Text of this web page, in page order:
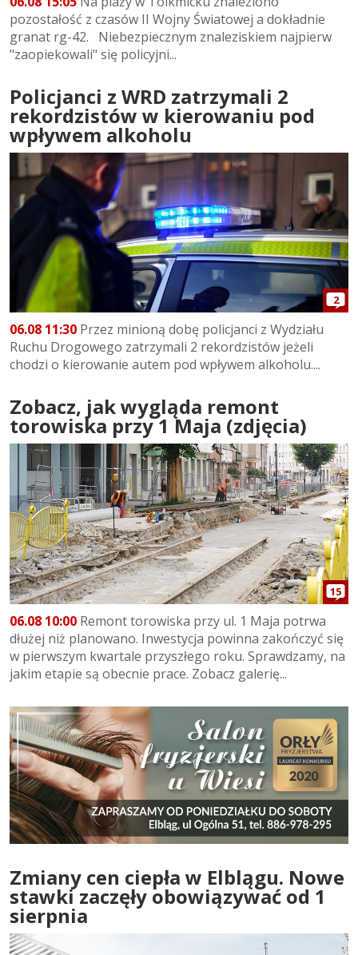
pozostałość z czasów II Wojny Światowej a dokładnie
granat rg-42. Niebezpiecznym znaleziskiem najpierw
"zaopiekowali" się policyjni...
Policjanci z WRD zatrzymali 2
rekordzistów w kierowaniu pod
wpływem alkoholu
2
06.08 11:30 Przez minioną dobę policjanci z Wydziału
Ruchu Drogowego zatrzymali 2 rekordzistów jeżeli
chodzi o kierowanie autem pod wpływem alkoholu....
Zobacz, jak wygląda remont
torowiska przy 1 Maja (zdjęcia)
15
06.08 10:00 Remont torowiska przy ul. 1 Maja potrwa
dłużej niż planowano. Inwestycja powinna zakończyć się
w pierwszym kwartale przyszłego roku. Sprawdzamy, na
jakim etapie są obecnie prace. Zobacz galerię...
Zmiany cen ciepła w Elblągu. Nowe
stawki zaczęły obowiązywać od 1
sierpnia